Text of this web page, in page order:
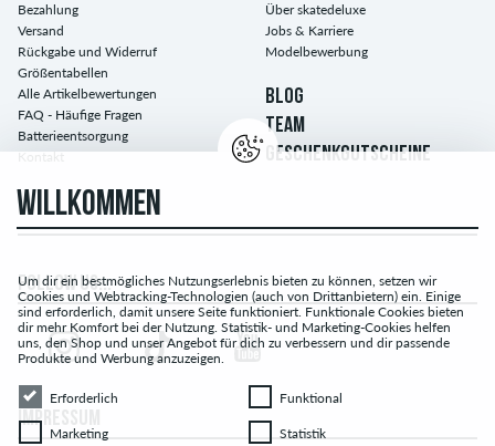
Bezahlung
Versand
Rückgabe und Widerruf
Größentabellen
Alle Artikelbewertungen
FAQ - Häufige Fragen
Batterieentsorgung
Kontakt
Über skatedeluxe
Jobs & Karriere
Modelbewerbung
BLOG
TEAM
GESCHENKGUTSCHEINE
FOLLOW US...
IMPRESSUM
WILLKOMMEN
Um dir ein bestmögliches Nutzungserlebnis bieten zu können, setzen wir
Cookies und Webtracking-Technologien (auch von Drittanbietern) ein. Einige
sind erforderlich, damit unsere Seite funktioniert. Funktionale Cookies bieten
dir mehr Komfort bei der Nutzung. Statistik- und Marketing-Cookies helfen
uns, den Shop und unser Angebot für dich zu verbessern und dir passende
Produkte und Werbung anzuzeigen.
Erforderlich
Erforderlich FunktionalFunktional
MarketingMarketing StatistikStatistik